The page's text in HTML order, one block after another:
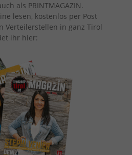
als PRINTMAGAZIN.
lesen, kostenlos per Post
Verteilerstellen in ganz Tirol
ihr hier: